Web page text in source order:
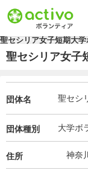
聖セシリア女子短期大
聖セシリア女子
団体名 聖セシ
団体種別 大学ボ
住所 神奈